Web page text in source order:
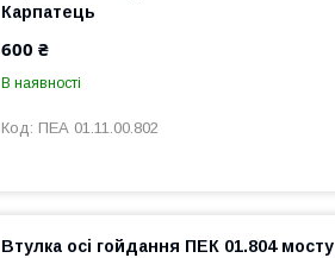
Карпатець
600 ₴
В наявності
ПЕА 01.11.00.802
Втулка осі гойдання ПЕК 01.804 мосту